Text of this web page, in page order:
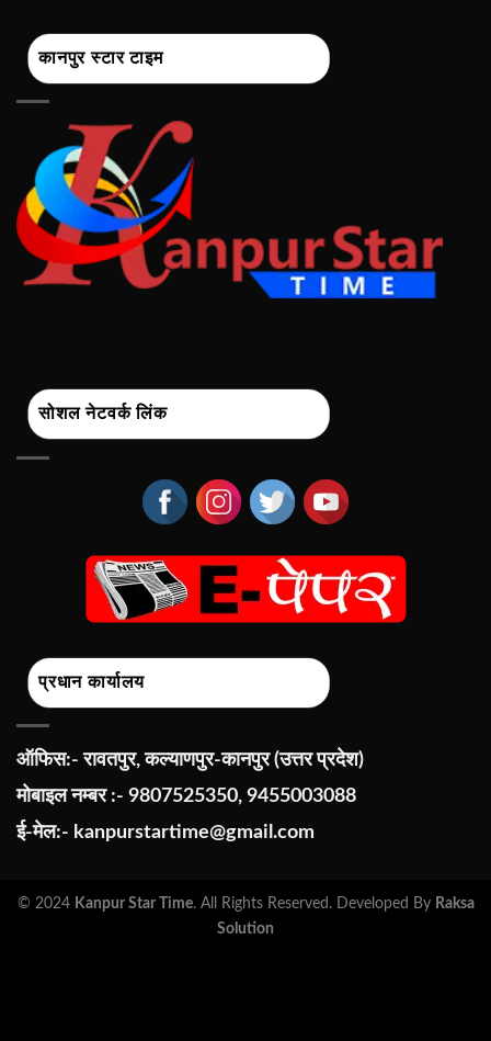
कानपुर स्टार टाइम
सोशल नेटवर्क लिंक
प्रधान कार्यालय
ऑफिस:- रावतपुर, कल्याणपुर-कानपुर (उत्तर प्रदेश)
मोबाइल नम्बर :- 9807525350, 9455003088
ई-मेल:- kanpurstartime@gmail.com
© 2024 Kanpur Star Time. All Rights Reserved. Developed By Raksa
Solution